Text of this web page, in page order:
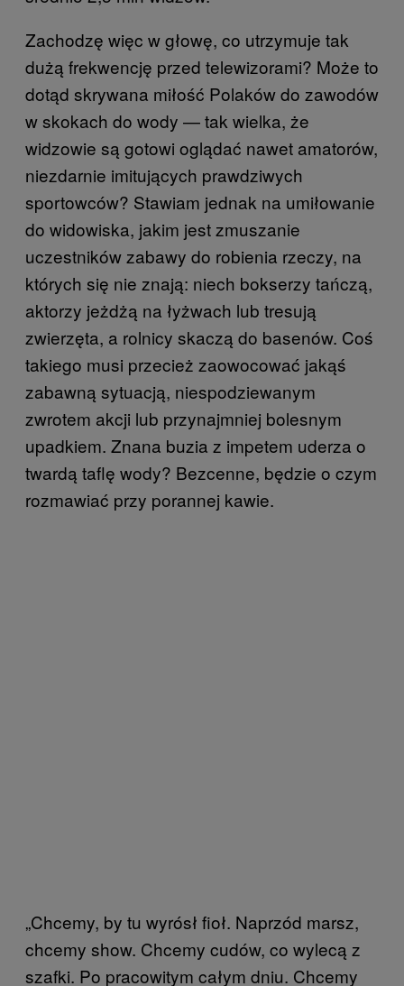
Zachodzę więc w głowę, co utrzymuje tak
dużą frekwencję przed telewizorami? Może to
dotąd skrywana miłość Polaków do zawodów
w skokach do wody — tak wielka, że
widzowie są gotowi oglądać nawet amatorów,
niezdarnie imitujących prawdziwych
sportowców? Stawiam jednak na umiłowanie
do widowiska, jakim jest zmuszanie
uczestników zabawy do robienia rzeczy, na
których się nie znają: niech bokserzy tańczą,
aktorzy jeżdżą na łyżwach lub tresują
zwierzęta, a rolnicy skaczą do basenów. Coś
takiego musi przecież zaowocować jakąś
zabawną sytuacją, niespodziewanym
zwrotem akcji lub przynajmniej bolesnym
upadkiem. Znana buzia z impetem uderza o
twardą taflę wody? Bezcenne, będzie o czym
rozmawiać przy porannej kawie.
„Chcemy, by tu wyrósł fioł. Naprzód marsz,
chcemy show. Chcemy cudów, co wylecą z
szafki. Po pracowitym całym dniu. Chcemy